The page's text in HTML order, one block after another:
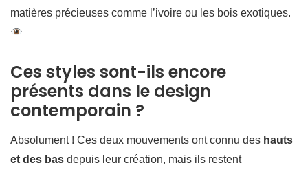
matières précieuses comme l’ivoire ou les bois exotiques.
Ces styles sont-ils encore
présents dans le design
contemporain ?
Absolument ! Ces deux mouvements ont connu des hauts
et des bas depuis leur création, mais ils restent